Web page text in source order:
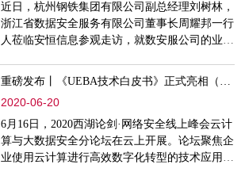
近日，杭州钢铁集团有限公司副总经理刘树林，
浙江省数据安全服务有限公司董事长周耀邦一行
人莅临安恒信息参观走访，就数安服公司的业务
重磅发布丨《UEBA技术白皮书》正式亮相（附下载）
2020-06-20
6月16日，2020西湖论剑·网络安全线上峰会云计
算与大数据安全分论坛在云上开展。论坛聚焦企
业使用云计算进行高效数字化转型的技术应用场